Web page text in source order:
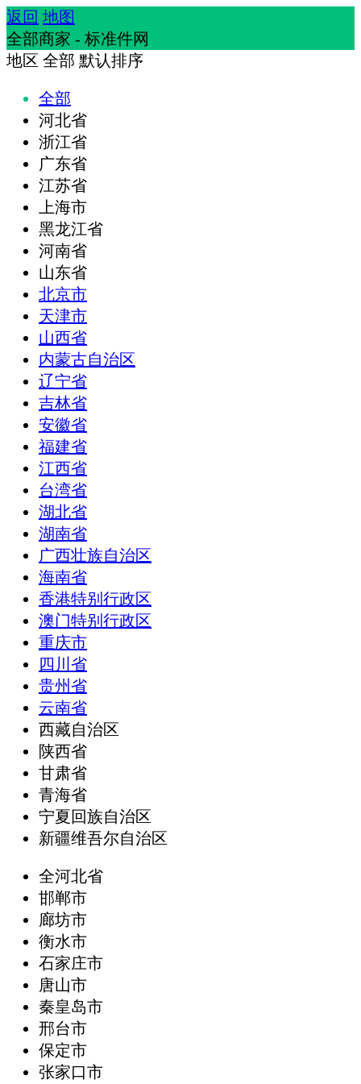
返回 地图
全部商家 - 标准件网
地区 全部 默认排序
全部
河北省
浙江省
广东省
江苏省
上海市
黑龙江省
河南省
山东省
北京市
天津市
山西省
内蒙古自治区
辽宁省
吉林省
安徽省
福建省
江西省
台湾省
湖北省
湖南省
广西壮族自治区
海南省
香港特别行政区
澳门特别行政区
重庆市
四川省
贵州省
云南省
西藏自治区
陕西省
甘肃省
青海省
宁夏回族自治区
新疆维吾尔自治区
全河北省
邯郸市
廊坊市
衡水市
石家庄市
唐山市
秦皇岛市
邢台市
保定市
张家口市